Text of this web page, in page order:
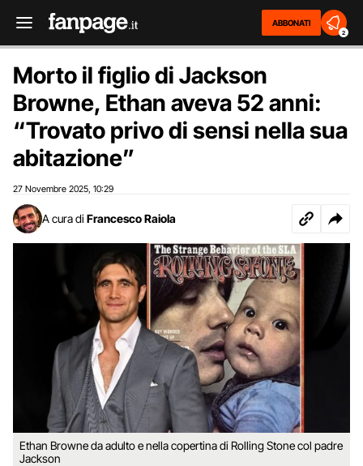
ABBONATI
2
Morto il figlio di Jackson
Browne, Ethan aveva 52 anni:
“Trovato privo di sensi nella sua
abitazione”
27 Novembre 2025 10:29
A cura di Francesco Raiola
Ethan Browne da adulto e nella copertina di Rolling Stone col padre
Jackson